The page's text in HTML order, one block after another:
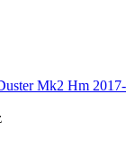
Mk2 Hm 2017-